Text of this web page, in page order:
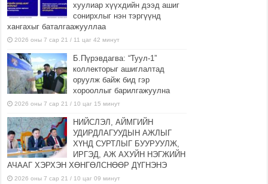
хуулиар хүүхдийн дээд ашиг
сонирхлыг нэн тэргүүнд
хангахыг баталгаажууллаа
2026 оны 7 сар 21 / 11 цаг 42 минут
Б.Пүрэвдагва: “Туул-1”
коллекторыг ашиглалтад
оруулж байж бид гэр
хорооллыг барилгажуулна
2026 оны 7 сар 21 / 10 цаг 15 минут
НИЙСЛЭЛ, АЙМГИЙН
УДИРДЛАГУУДЫН АЖЛЫГ
ХҮНД СУРТЛЫГ БУУРУУЛЖ,
ИРГЭД, АЖ АХУЙН НЭГЖИЙН
АЧААГ ХЭРХЭН ХӨНГӨЛСНӨӨР ДҮГНЭНЭ
2026 оны 7 сар 21 / 10 цаг 09 минут